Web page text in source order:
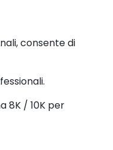
consente di
8K / 10K per